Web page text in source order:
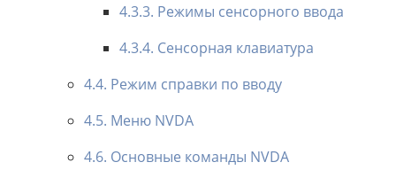
4.3.3. Режимы сенсорного ввода
4.3.4. Сенсорная клавиатура
4.4. Режим справки по вводу
4.5. Меню NVDA
4.6. Основные команды NVDA